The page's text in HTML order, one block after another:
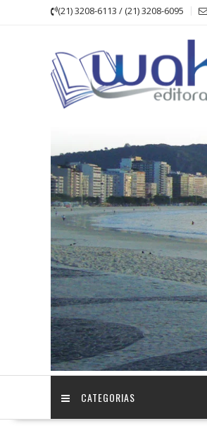
(21) 3208-6113 / (21) 3208-6095
CATEGORIAS